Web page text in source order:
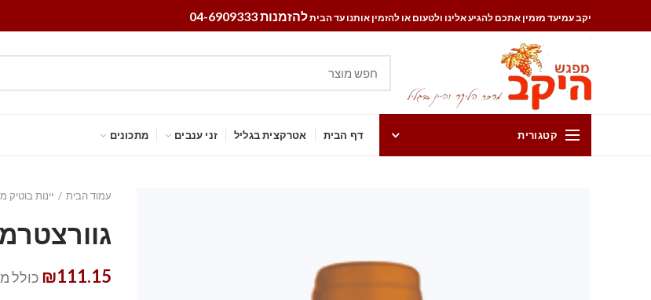
יקב עמיעד מזמין אתכם להגיע אלינו ולטעום או להזמין אותנו עד הביתלהזמנות 04-6909333
קטגורית דף הבית אטרקצית בגליל זני ענבים מתכונים
עמוד הבית יינות בוטיק
₪111.15 כולל